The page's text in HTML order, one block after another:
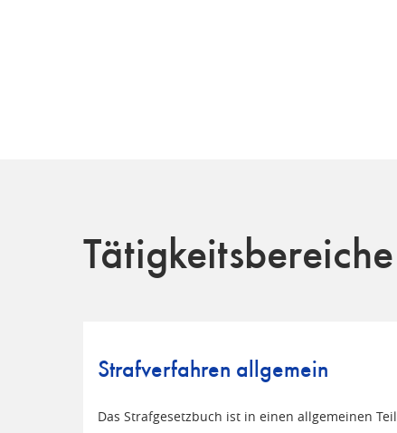
Tätigkeitsbereiche
Strafverfahren allgemein
Das Strafgesetzbuch ist in einen allgemeinen Teil